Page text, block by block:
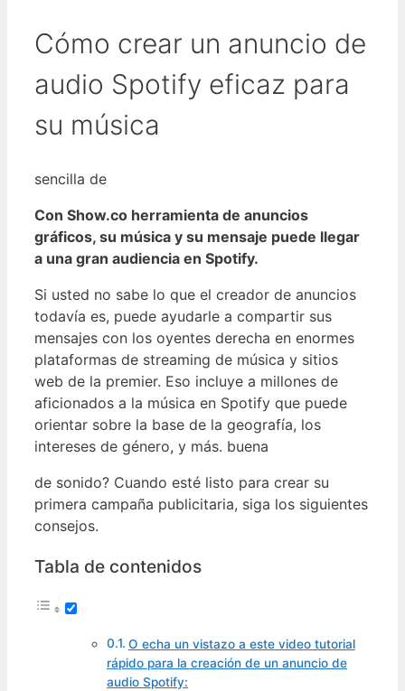
Cómo crear un anuncio de
audio Spotify eficaz para
su música
sencilla de
Con Show.co herramienta de anuncios
gráficos, su música y su mensaje puede llegar
a una gran audiencia en Spotify.
Si usted no sabe lo que el creador de anuncios
todavía es, puede ayudarle a compartir sus
mensajes con los oyentes derecha en enormes
plataformas de streaming de música y sitios
web de la premier. Eso incluye a millones de
aficionados a la música en Spotify que puede
orientar sobre la base de la geografía, los
intereses de género, y más. buena
de sonido? Cuando esté listo para crear su
primera campaña publicitaria, siga los siguientes
consejos.
Tabla de contenidos
O echa un vistazo a este video tutorial
rápido para la creación de un anuncio de
audio Spotify: